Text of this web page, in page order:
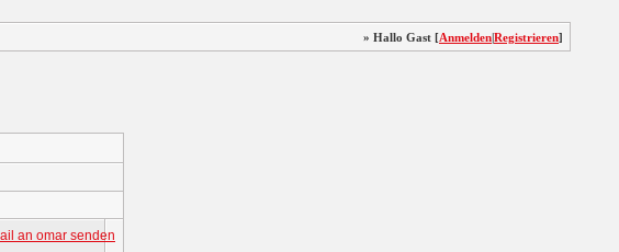
» Hallo Gast [Anmelden|Registrieren]